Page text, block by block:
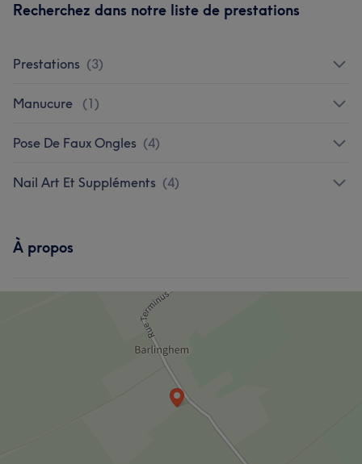
Recherchez dans notre liste de prestations
Prestations (3)
Manucure (1)
Pose De Faux Ongles (4)
Nail Art Et Suppléments (4)
À propos